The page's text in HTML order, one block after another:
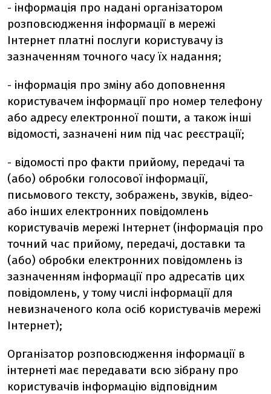
- інформація про надані організатором
розповсюдження інформації в мережі
Інтернет платні послуги користувачу із
зазначенням точного часу їх надання;
- інформація про зміну або доповнення
користувачем інформації про номер телефону
або адресу електронної пошти, а також інші
відомості, зазначені ним під час реєстрації;
- відомості про факти прийому, передачі та
(або) обробки голосової інформації,
письмового тексту, зображень, звуків, відео-
або інших електронних повідомлень
користувачів мережі Інтернет (інформація про
точний час прийому, передачі, доставки та
(або) обробки електронних повідомлень із
зазначенням інформації про адресатів цих
повідомлень, у тому числі інформації для
невизначеного кола осіб користувачів мережі
Інтернет);
Організатор розповсюдження інформації в
інтернеті має передавати всю зібрану про
користувачів інформацію відповідним